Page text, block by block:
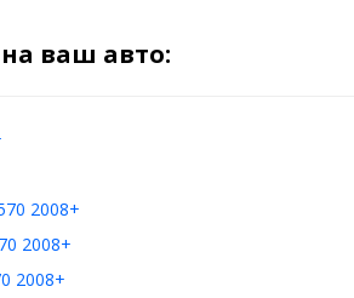
ваш авто:
2008+
2008+
2008+